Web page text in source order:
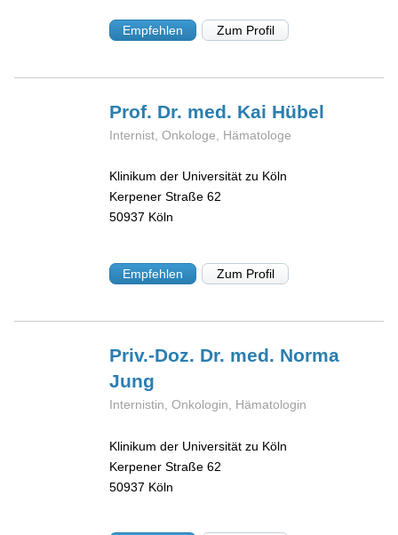
Empfehlen Zum Profil
Prof. Dr. med. Kai Hübel
Internist, Onkologe, Hämatologe
Klinikum der Universität zu Köln
Kerpener Straße 62
50937 Köln
Empfehlen Zum Profil
Priv.-Doz. Dr. med. Norma
Jung
Internistin, Onkologin, Hämatologin
Klinikum der Universität zu Köln
Kerpener Straße 62
50937 Köln